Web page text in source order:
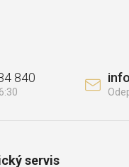
info
840
servis